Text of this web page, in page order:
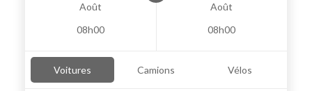
Août
08h00
Août
08h00
Voitures Camions Vélos